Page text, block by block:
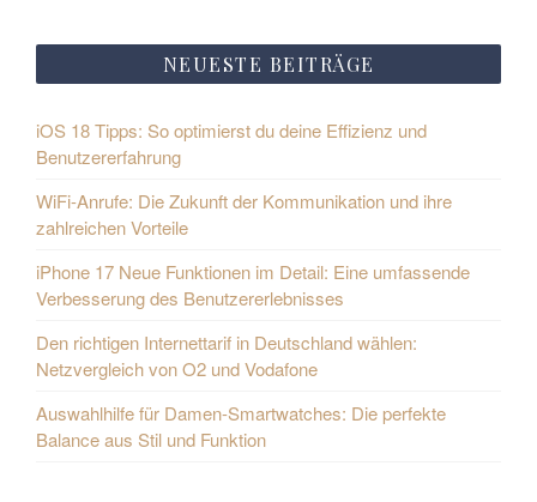
NEUESTE BEITRÄGE
iOS 18 Tipps: So optimierst du deine Effizienz und
Benutzererfahrung
WiFi-Anrufe: Die Zukunft der Kommunikation und ihre
zahlreichen Vorteile
iPhone 17 Neue Funktionen im Detail: Eine umfassende
Verbesserung des Benutzererlebnisses
Den richtigen Internettarif in Deutschland wählen:
Netzvergleich von O2 und Vodafone
Auswahlhilfe für Damen-Smartwatches: Die perfekte
Balance aus Stil und Funktion